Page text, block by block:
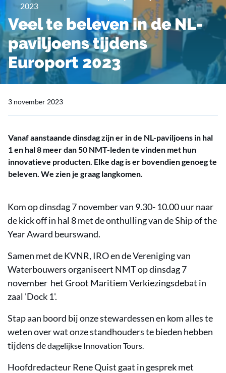
2023
Veel te beleven in de NL-
paviljoens tijdens
Europort 2023
3 november 2023
Vanaf aanstaande dinsdag zijn er in de NL-paviljoens in hal
1 en hal 8 meer dan 50 NMT-leden te vinden met hun
innovatieve producten. Elke dag is er bovendien genoeg te
beleven. We zien je graag langkomen.
Kom op dinsdag 7 november van 9.30- 10.00 uur naar
de kick off in hal 8 met de onthulling van de Ship of the
Year Award beurswand.
Samen met de KVNR, IRO en de Vereniging van
Waterbouwers organiseert NMT op dinsdag 7
november het Groot Maritiem Verkiezingsdebat in
zaal 'Dock 1'.
Stap aan boord bij onze stewardessen en kom alles te
weten over wat onze standhouders te bieden hebben
tijdens dedagelijkse Innovation Tours.
Hoofdredacteur Rene Quist gaat in gesprek met